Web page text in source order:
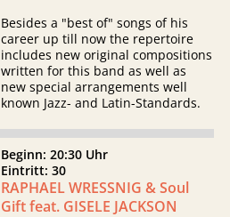
Besides a "best of" songs of his
career up till now the repertoire
includes new original compositions
written for this band as well as
new special arrangements well
known Jazz- and Latin-Standards.
Beginn: 20:30 Uhr
Eintritt: 30
RAPHAEL WRESSNIG & Soul
Gift feat. GISELE JACKSON